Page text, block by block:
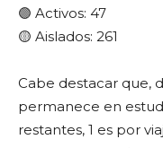
🟣 Activos: 47
🟡 Aislados: 261
Cabe destacar que,
permanece en
restantes, 1 es por